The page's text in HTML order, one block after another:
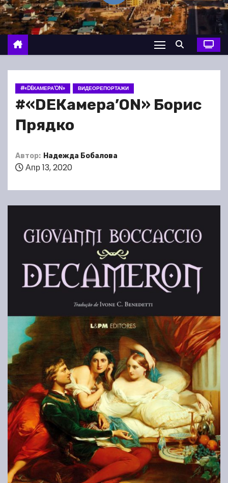
о
м
у
#«DEКАМЕРА’ON» ВИДЕОРЕПОРТАЖИ
#«DEКамера’ON» Борис
Прядко
Автор: Надежда Бобалова
Апр 13, 2020